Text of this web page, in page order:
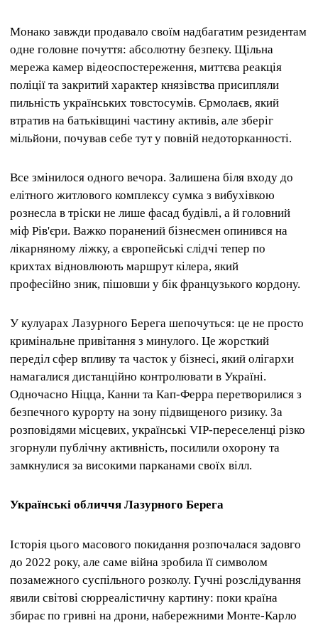
Монако завжди продавало своїм надбагатим резидентам
одне головне почуття: абсолютну безпеку. Щільна
мережа камер відеоспостереження, миттєва реакція
поліції та закритий характер князівства присипляли
пильність українських товстосумів. Єрмолаєв, який
втратив на батьківщині частину активів, але зберіг
мільйони, почував себе тут у повній недоторканності.
Все змінилося одного вечора. Залишена біля входу до
елітного житлового комплексу сумка з вибухівкою
рознесла в тріски не лише фасад будівлі, а й головний
міф Рів'єри. Важко поранений бізнесмен опинився на
лікарняному ліжку, а європейські слідчі тепер по
крихтах відновлюють маршрут кілера, який
професійно зник, пішовши у бік французького кордону.
У кулуарах Лазурного Берега шепочуться: це не просто
кримінальне привітання з минулого. Це жорсткий
переділ сфер впливу та часток у бізнесі, який олігархи
намагалися дистанційно контролювати в Україні.
Одночасно Ніцца, Канни та Кап-Ферра перетворилися з
безпечного курорту на зону підвищеного ризику. За
розповідями місцевих, українські VIP-переселенці різко
згорнули публічну активність, посилили охорону та
замкнулися за високими парканами своїх вілл.
Українські обличчя Лазурного Берега
Історія цього масового покидання розпочалася задовго
до 2022 року, але саме війна зробила її символом
позамежного суспільного розколу. Гучні розслідування
явили світові сюрреалістичну картину: поки країна
збирає по гривні на дрони, набережними Монте-Карло